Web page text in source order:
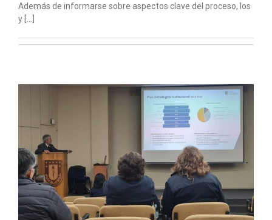
Además de informarse sobre aspectos clave del proceso, los
y [...]